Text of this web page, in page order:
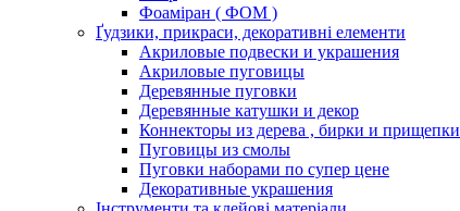
Фоаміран ( ФОМ )
Ґудзики, прикраси, декоративні елементи
Акриловые подвески и украшения
Акриловые пуговицы
Деревянные пуговки
Деревянные катушки и декор
Коннекторы из дерева , бирки и прищепки
Пуговицы из смолы
Пуговки наборами по супер цене
Декоративные украшения